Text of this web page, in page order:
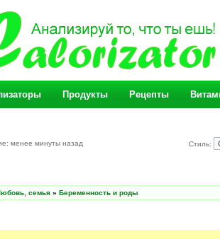
Продукты Рецепты
менее минуты назад Стиль:
семья » Беременность и роды